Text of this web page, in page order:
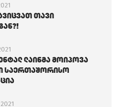
Თავი
Ლაინმა Მოიპოვა
Საერთაშორისო